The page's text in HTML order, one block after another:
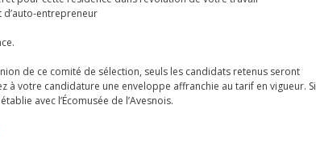
d’auto-entrepreneur
de ce comité de sélection, seuls les candidats retenus seront
à votre candidature une enveloppe affranchie au tarif en vigueur. Si
avec l’Écomusée de l’Avesnois.